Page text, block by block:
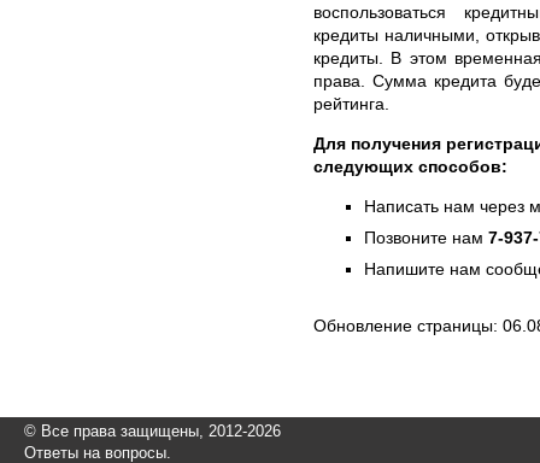
воспользоваться
кредиты наличными,
кредиты. В этом
права. Сумма кредита
рейтинга.
Для получения
следующих способов:
Написать нам через
Позвоните нам 7-
Напишите нам
Обновление страницы:
© Все права защищены, 2012-2026
Ответы на вопросы.